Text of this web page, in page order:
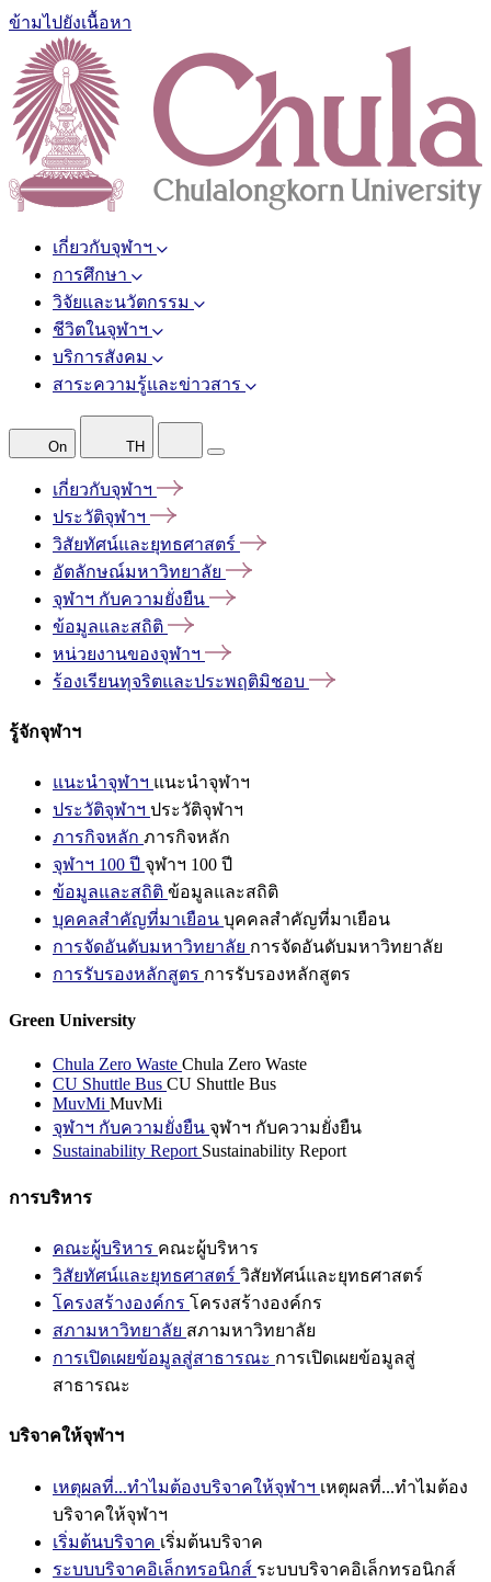
ข้ามไปยังเนื้อหา
เกี่ยวกับจุฬาฯ
การศึกษา
วิจัยและนวัตกรรม
ชีวิตในจุฬาฯ
บริการสังคม
สาระความรู้และข่าวสาร
On TH
เกี่ยวกับจุฬาฯ
ประวัติจุฬาฯ
วิสัยทัศน์และยุทธศาสตร์
อัตลักษณ์มหาวิทยาลัย
จุฬาฯ กับความยั่งยืน
ข้อมูลและสถิติ
หน่วยงานของจุฬาฯ
ร้องเรียนทุจริตและประพฤติมิชอบ
รู้จักจุฬาฯ
แนะนำจุฬาฯ แนะนำจุฬาฯ
ประวัติจุฬาฯ ประวัติจุฬาฯ
ภารกิจหลัก ภารกิจหลัก
จุฬาฯ 100 ปี จุฬาฯ 100 ปี
ข้อมูลและสถิติ ข้อมูลและสถิติ
บุคคลสำคัญที่มาเยือน บุคคลสำคัญที่มาเยือน
การจัดอันดับมหาวิทยาลัย การจัดอันดับมหาวิทยาลัย
การรับรองหลักสูตร การรับรองหลักสูตร
Green University
Chula Zero Waste Chula Zero Waste
CU Shuttle Bus CU Shuttle Bus
MuvMi MuvMi
จุฬาฯ กับความยั่งยืน จุฬาฯ กับความยั่งยืน
Sustainability Report Sustainability Report
การบริหาร
คณะผู้บริหาร คณะผู้บริหาร
วิสัยทัศน์และยุทธศาสตร์ วิสัยทัศน์และยุทธศาสตร์
โครงสร้างองค์กร โครงสร้างองค์กร
สภามหาวิทยาลัย สภามหาวิทยาลัย
การเปิดเผยข้อมูลสู่สาธารณะ การเปิดเผยข้อมูลสู่
สาธารณะ
บริจาคให้จุฬาฯ
เหตุผลที่...ทำไมต้องบริจาคให้จุฬาฯ เหตุผลที่...ทำไมต้อง
บริจาคให้จุฬาฯ
เริ่มต้นบริจาค เริ่มต้นบริจาค
ระบบบริจาคอิเล็กทรอนิกส์ ระบบบริจาคอิเล็กทรอนิกส์